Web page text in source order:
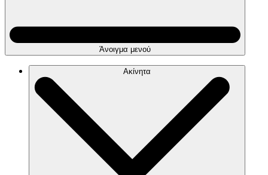
Άνοιγμα μενού
Ακίνητα